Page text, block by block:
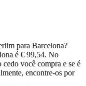
para Barcelona?
é € 99,54. No
você compra e se é
encontre-os por